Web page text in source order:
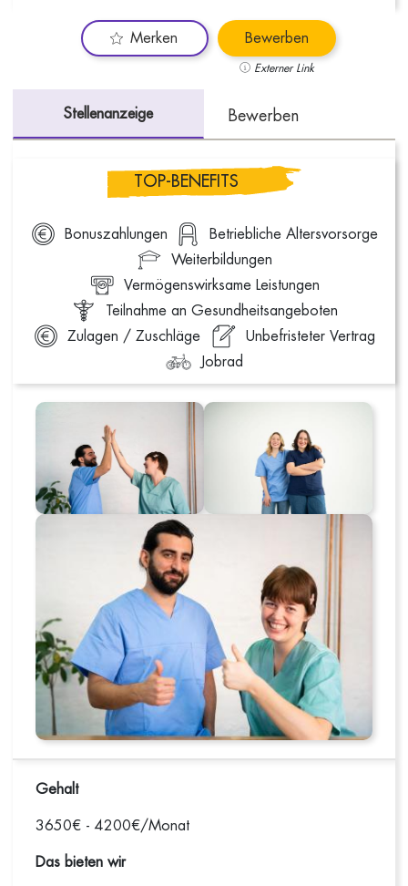
Merken Bewerben
Externer Link
Stellenanzeige Bewerben
TOP-BENEFITS
Bonuszahlungen
Betriebliche Altersvorsorge
Weiterbildungen
Vermögenswirksame Leistungen
Teilnahme an Gesundheitsangeboten
Zulagen / Zuschläge
Unbefristeter Vertrag
Jobrad
Gehalt
3650€ - 4200€/Monat
Das bieten wir